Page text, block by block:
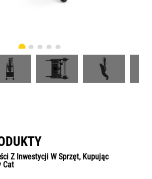
Z Inwestycji W Sprzęt, Kupując
Cat